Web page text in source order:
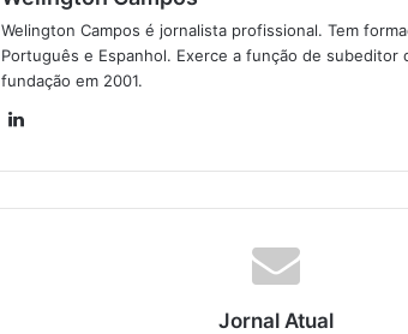
Welington Campos é jornalista profissional. Tem
Português e Espanhol. Exerce a função de
fundação em 2001.
din
Jornal Atual